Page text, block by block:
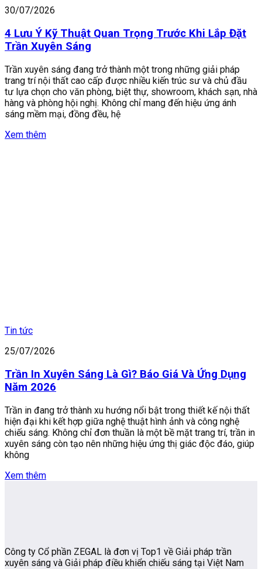
30/07/2026
4 Lưu Ý Kỹ Thuật Quan Trọng Trước Khi Lắp Đặt
Trần Xuyên Sáng
Trần xuyên sáng đang trở thành một trong những giải pháp
trang trí nội thất cao cấp được nhiều kiến trúc sư và chủ đầu
tư lựa chọn cho văn phòng, biệt thự, showroom, khách sạn, nhà
hàng và phòng hội nghị. Không chỉ mang đến hiệu ứng ánh
sáng mềm mại, đồng đều, hệ
Xem thêm
Tin tức
25/07/2026
Trần In Xuyên Sáng Là Gì? Báo Giá Và Ứng Dụng
Năm 2026
Trần in đang trở thành xu hướng nổi bật trong thiết kế nội thất
hiện đại khi kết hợp giữa nghệ thuật hình ảnh và công nghệ
chiếu sáng. Không chỉ đơn thuần là một bề mặt trang trí, trần in
xuyên sáng còn tạo nên những hiệu ứng thị giác độc đáo, giúp
không
Xem thêm
Công ty Cổ phần ZEGAL là đơn vị Top1 về Giải pháp trần
xuyên sáng và Giải pháp điều khiển chiếu sáng tại Việt Nam